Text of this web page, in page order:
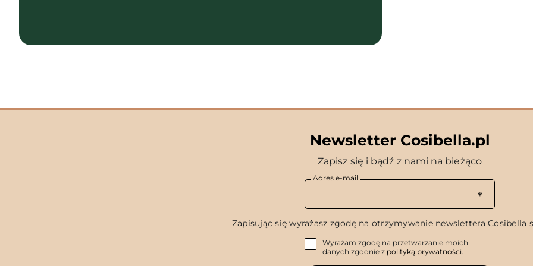
Newsletter Cosibella.pl
Zapisz się i bądź z nami na bieżąco
Adres e-mail
Zapisując się wyrażasz zgodę na otrzymywanie newslettera Cosibella
Wyrażam zgodę na przetwarzanie moich
danych zgodnie z polityką prywatności.